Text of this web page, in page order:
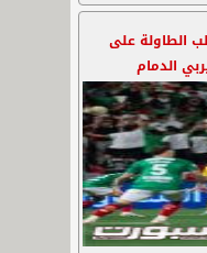
الطاولة على
الدمام